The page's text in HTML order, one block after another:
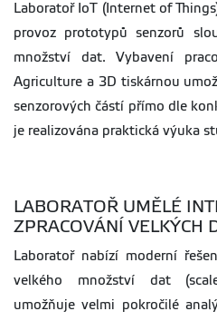
Laboratoř IoT (Internet of
provoz prototypů senzorů
množství dat. Vybavení
Agriculture a 3D tiskárnou
senzorových částí přímo dle
je realizována praktická výuka
LABORATOŘ UMĚLÉ
ZPRACOVÁNÍ VELKÝCH
Laboratoř nabízí moderní
velkého množství dat
umožňuje velmi pokročilé